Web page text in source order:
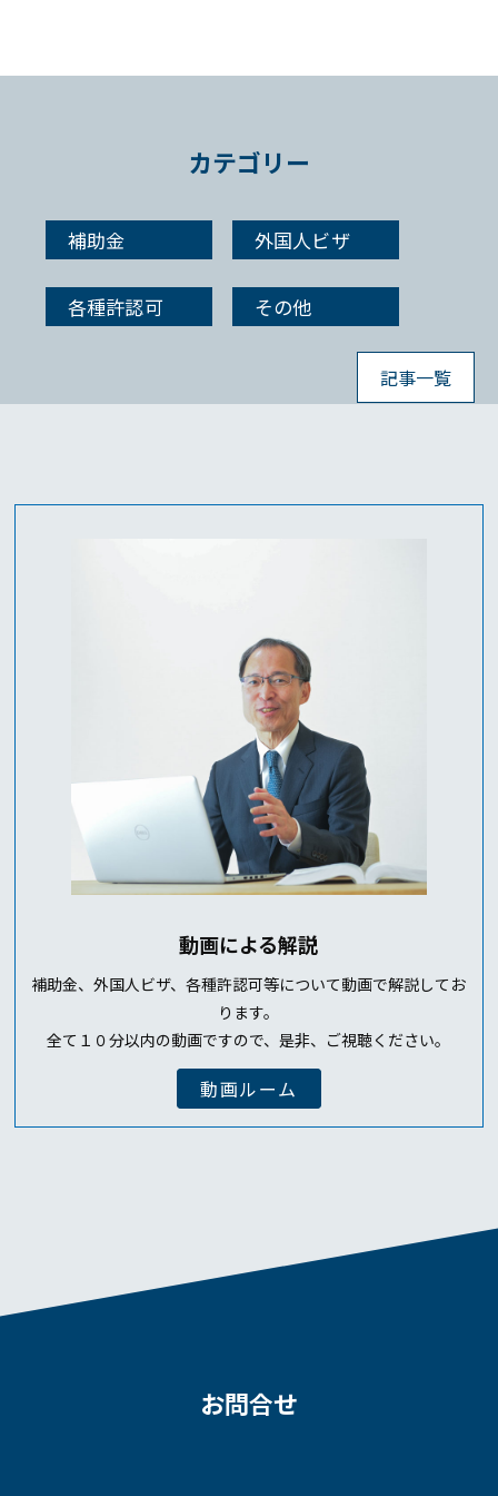
カテゴリー
補助金 外国人ビザ
各種許認可 その他
記事一覧
動画による解説
補助金、外国人ビザ、各種許認可等について動画で解説してお
ります。
全て１０分以内の動画ですので、是非、ご視聴ください。
動画ルーム
お問合せ